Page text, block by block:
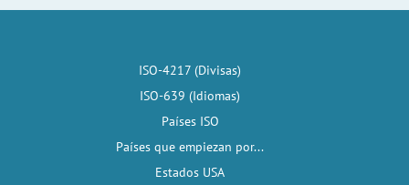
ISO-4217 (Divisas)
ISO-639 (Idiomas)
Países ISO
Países que empiezan por...
Estados USA